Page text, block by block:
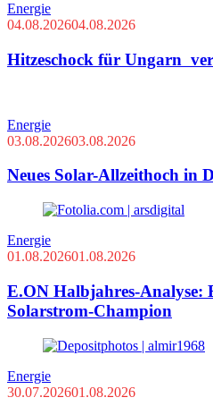
Energie
04.08.202604.08.2026
Hitzeschock für Ungarn
Energie
03.08.202603.08.2026
Neues Solar-Allzeithoch in
Energie
01.08.202601.08.2026
E.ON Halbjahres-Analyse:
Solarstrom-Champion
Energie
30.07.202601.08.2026